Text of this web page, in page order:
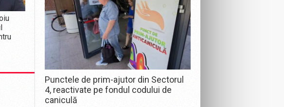
Punctele de prim-ajutor din Sectorul
4, reactivate pe fondul codului de
caniculă